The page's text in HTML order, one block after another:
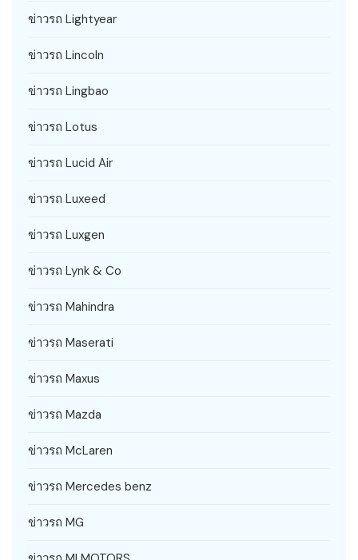
ข่าวรถ Lightyear
ข่าวรถ Lincoln
ข่าวรถ Lingbao
ข่าวรถ Lotus
ข่าวรถ Lucid Air
ข่าวรถ Luxeed
ข่าวรถ Luxgen
ข่าวรถ Lynk & Co
ข่าวรถ Mahindra
ข่าวรถ Maserati
ข่าวรถ Maxus
ข่าวรถ Mazda
ข่าวรถ McLaren
ข่าวรถ Mercedes benz
ข่าวรถ MG